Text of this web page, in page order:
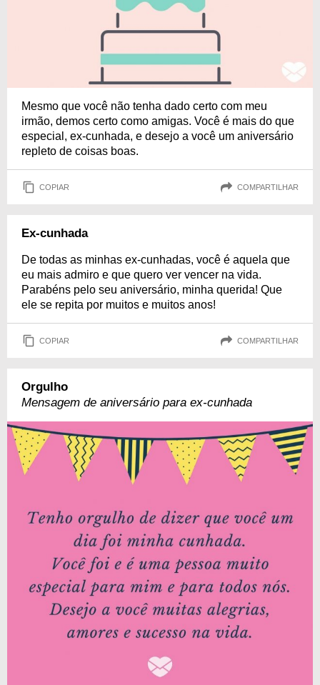
Mesmo que você não tenha dado certo com meu
irmão, demos certo como amigas. Você é mais do que
especial, ex-cunhada, e desejo a você um aniversário
repleto de coisas boas.
COPIAR COMPARTILHAR
Ex-cunhada
De todas as minhas ex-cunhadas, você é aquela que
eu mais admiro e que quero ver vencer na vida.
Parabéns pelo seu aniversário, minha querida! Que
ele se repita por muitos e muitos anos!
COPIAR COMPARTILHAR
Orgulho
Mensagem de aniversário para ex-cunhada